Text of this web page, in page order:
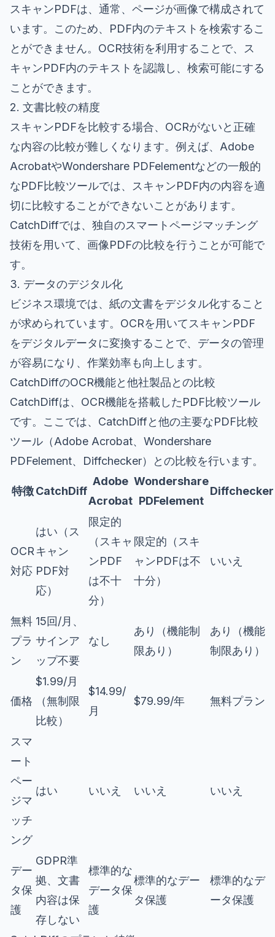
スキャンPDFは、通常、ページが画像で構成されて
います。このため、PDF内のテキストを検索するこ
とができません。OCR技術を利用することで、ス
キャンPDF内のテキストを認識し、検索可能にする
ことができます。
2. 文書比較の精度
スキャンPDFを比較する場合、OCRがないと正確
な内容の比較が難しくなります。例えば、Adobe
AcrobatやWondershare PDFelementなどの一般的
なPDF比較ツールでは、スキャンPDF内の内容を適
切に比較することができないことがあります。
CatchDiffでは、独自のスマートページマッチング
技術を用いて、画像PDFの比較を行うことが可能で
す。
3. データのデジタル化
ビジネス環境では、紙の文書をデジタル化すること
が求められています。OCRを用いてスキャンPDF
をデジタルデータに変換することで、データの管理
が容易になり、作業効率も向上します。
CatchDiffのOCR機能と他社製品との比較
CatchDiffは、OCR機能を搭載したPDF比較ツール
です。ここでは、CatchDiffと他の主要なPDF比較
ツール（Adobe Acrobat、Wondershare
PDFelement、Diffchecker）との比較を行います。
特徴 CatchDiff
Adobe
Acrobat
Wondershare
PDFelement
Diffchecker
OCR
対応
はい（ス
キャン
PDF対
応）
限定的
（スキャ
ンPDF
は不十
分）
限定的（スキ
ャンPDFは不
十分）
いいえ
無料
プラ
ン
15回/月、
サインア
ップ不要
なし
あり（機能制
限あり）
あり（機能
制限あり）
価格
$1.99/月
（無制限
比較）
$14.99/
月
$79.99/年 無料プラン
スマ
ート
ペー
ジマ
ッチ
ング
はい いいえ いいえ いいえ
デー
タ保
護
GDPR準
拠、文書
内容は保
存しない
標準的な
データ保
護
標準的なデー
タ保護
標準的なデ
ータ保護